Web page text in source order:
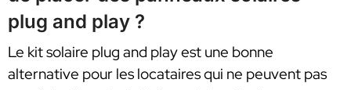
plug and play ?
Le kit solaire plug and play est une bonne
alternative pour les locataires qui ne peuvent pas